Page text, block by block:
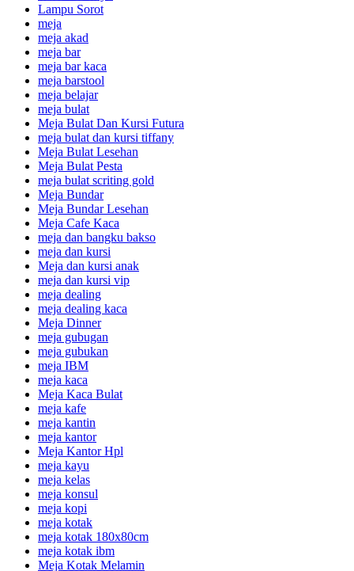
Lampu Sorot
meja
meja akad
meja bar
meja bar kaca
meja barstool
meja belajar
meja bulat
Meja Bulat Dan Kursi Futura
meja bulat dan kursi tiffany
Meja Bulat Lesehan
Meja Bulat Pesta
meja bulat scriting gold
Meja Bundar
Meja Bundar Lesehan
Meja Cafe Kaca
meja dan bangku bakso
meja dan kursi
Meja dan kursi anak
meja dan kursi vip
meja dealing
meja dealing kaca
Meja Dinner
meja gubugan
meja gubukan
meja IBM
meja kaca
Meja Kaca Bulat
meja kafe
meja kantin
meja kantor
Meja Kantor Hpl
meja kayu
meja kelas
meja konsul
meja kopi
meja kotak
meja kotak 180x80cm
meja kotak ibm
Meja Kotak Melamin